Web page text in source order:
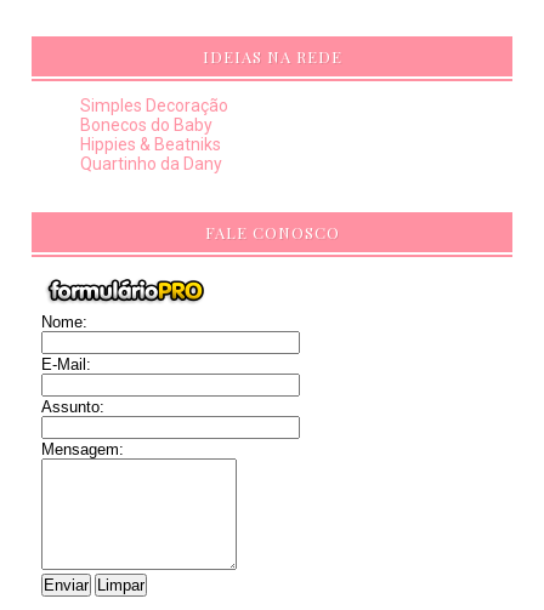
IDEIAS NA REDE
Simples Decoração
Bonecos do Baby
Hippies & Beatniks
Quartinho da Dany
FALE CONOSCO
Nome:
E-Mail:
Assunto:
Mensagem: